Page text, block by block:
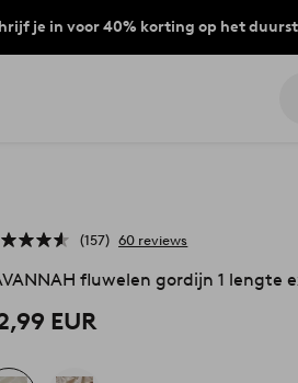
je in voor 40% korting op het
157 60 reviews
fluwelen gordijn 1 lengte
EUR